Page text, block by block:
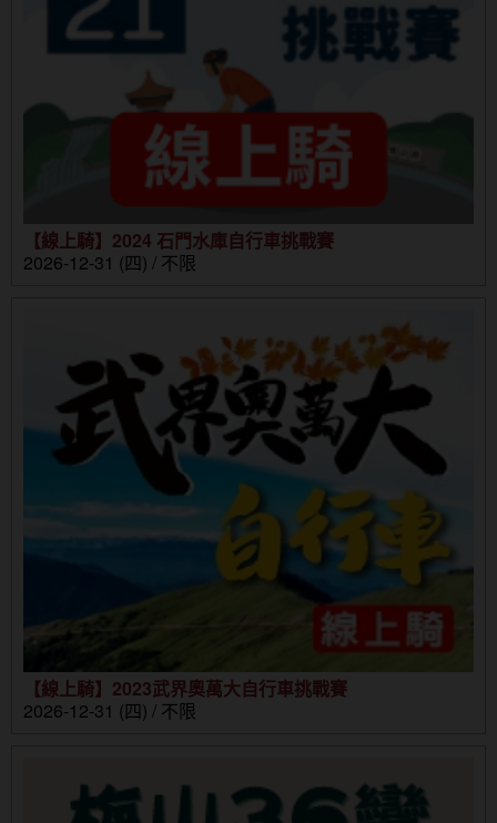
【線上騎】2024 石門水庫自行車挑戰賽
2026-12-31 (四) / 不限
【線上騎】2023武界奧萬大自行車挑戰賽
2026-12-31 (四) / 不限